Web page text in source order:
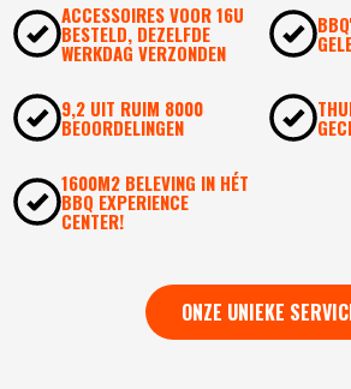
ACCESSOIRES VOOR 16U
BESTELD, DEZELFDE
WERKDAG VERZONDEN
9,2 UIT RUIM 8000
BEOORDELINGEN
1600M2 BELEVING IN HÉT
BBQ EXPERIENCE
CENTER!
ONZE UNIEKE